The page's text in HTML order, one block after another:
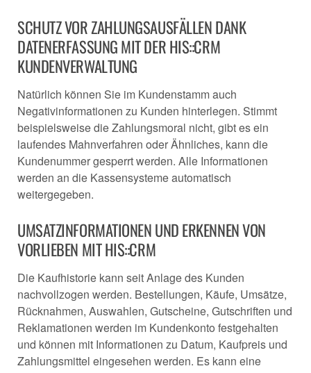
SCHUTZ VOR ZAHLUNGSAUSFÄLLEN DANK
DATENERFASSUNG MIT DER HIS::CRM
KUNDENVERWALTUNG
Natürlich können Sie im Kundenstamm auch
Negativinformationen zu Kunden hinterlegen. Stimmt
beispielsweise die Zahlungsmoral nicht, gibt es ein
laufendes Mahnverfahren oder Ähnliches, kann die
Kundenummer gesperrt werden. Alle Informationen
werden an die Kassensysteme automatisch
weitergegeben.
UMSATZINFORMATIONEN UND ERKENNEN VON
VORLIEBEN MIT HIS::CRM
Die Kaufhistorie kann seit Anlage des Kunden
nachvollzogen werden. Bestellungen, Käufe, Umsätze,
Rücknahmen, Auswahlen, Gutscheine, Gutschriften und
Reklamationen werden im Kundenkonto festgehalten
und können mit Informationen zu Datum, Kaufpreis und
Zahlungsmittel eingesehen werden. Es kann eine